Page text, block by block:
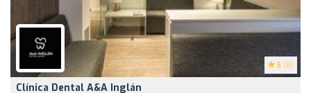
5 (8)
Clínica Dental A&A Inglán